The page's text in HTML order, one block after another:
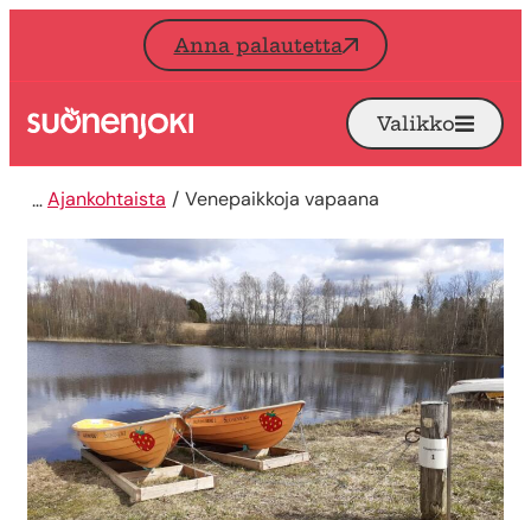
Siirry sisältöön
Anna palautetta
Etusivu Avaa
Valikko
Ajankohtaista Venepaikkoja vapaana